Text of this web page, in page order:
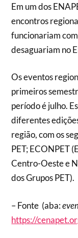
Em um dos
encontros
funcionariam
desaguariam no
Os eventos
primeiros
período é julho.
diferentes
região, com os
PET; ECONPET
Centro-Oeste e
dos Grupos PET).
– Fonte (aba:
https://